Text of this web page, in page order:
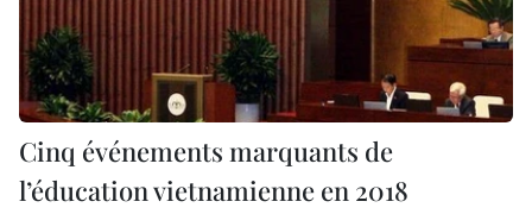
Cinq événements marquants de
l’éducation vietnamienne en 2018